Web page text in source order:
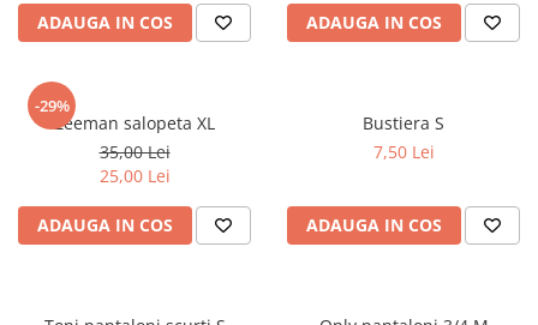
ADAUGA IN COS ADAUGA IN COS
-29%
Zeeman salopeta XL
35,00 Lei
25,00 Lei
ADAUGA IN COS
Bustiera S
7,50 Lei
ADAUGA IN COS